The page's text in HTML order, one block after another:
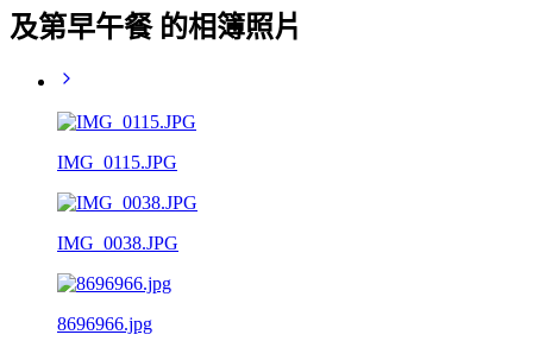
及第早午餐 的相簿照片
IMG_0115.JPG
IMG_0038.JPG
8696966.jpg